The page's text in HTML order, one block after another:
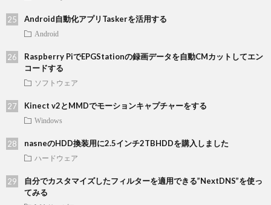
Android自動化アプリTaskerを活用する
Android
Raspberry PiでEPGStationの録画データを自動CMカットしてエン
コードする
ソフトウェア
Kinect v2とMMDでモーションキャプチャーをする
Windows
nasneのHDD換装用に2.5インチ2TBHDDを購入しました
ハードウェア
自分でカスタマイズしたフィルターを適用できる”NextDNS”を使っ
てみる